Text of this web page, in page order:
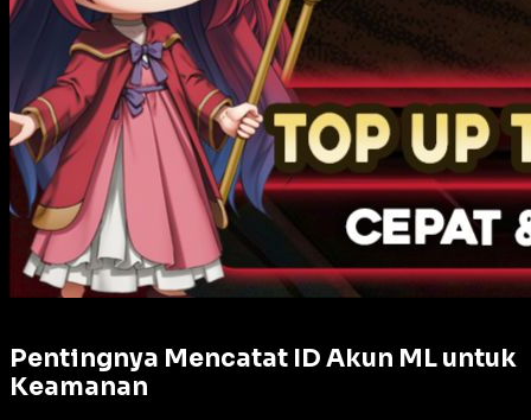
Pentingnya Mencatat ID Akun ML untuk
Keamanan